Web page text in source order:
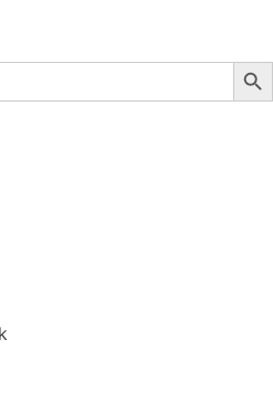
Search